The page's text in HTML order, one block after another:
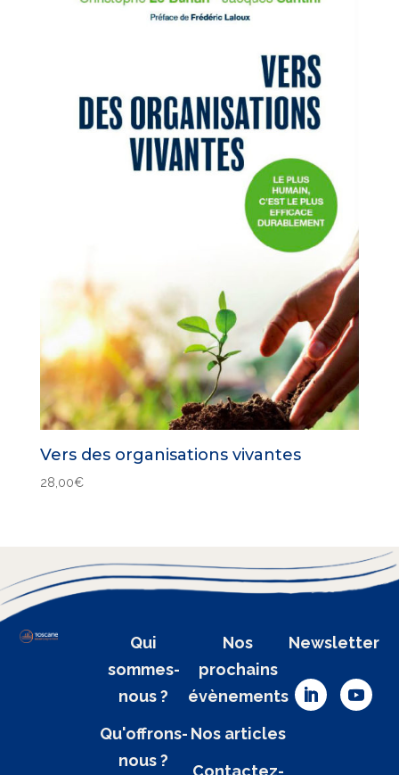
Vers des organisations vivantes
28,00€
Qui
sommes-
nous ?
Qu'offrons-
nous ?
Nos
prochains
évènements
Nos articles
Contactez-
Newsletter